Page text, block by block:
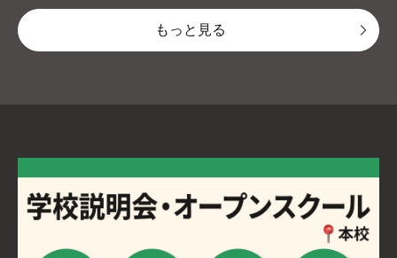
もっと見る